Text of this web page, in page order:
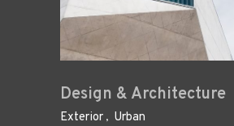
Design & Architecture
Exterior Urban